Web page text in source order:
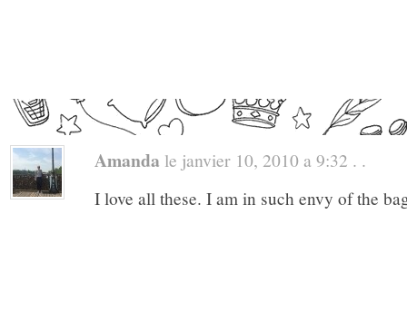
Amanda le janvier 10, 2010 a 9:32 . .
I love all these. I am in such envy of the